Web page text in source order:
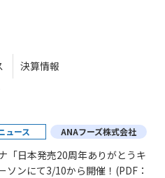
決算情報
ュース ANAフーズ株式会社
「日本発売20周年ありがとうキ
ソンにて3/10から開催！ (PDF：